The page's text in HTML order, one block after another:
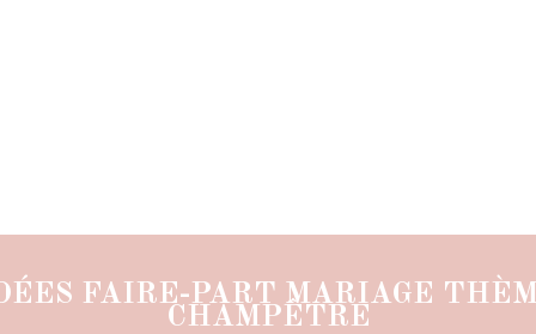
FAIRE-PART MARIAGE
CHAMPÊTRE